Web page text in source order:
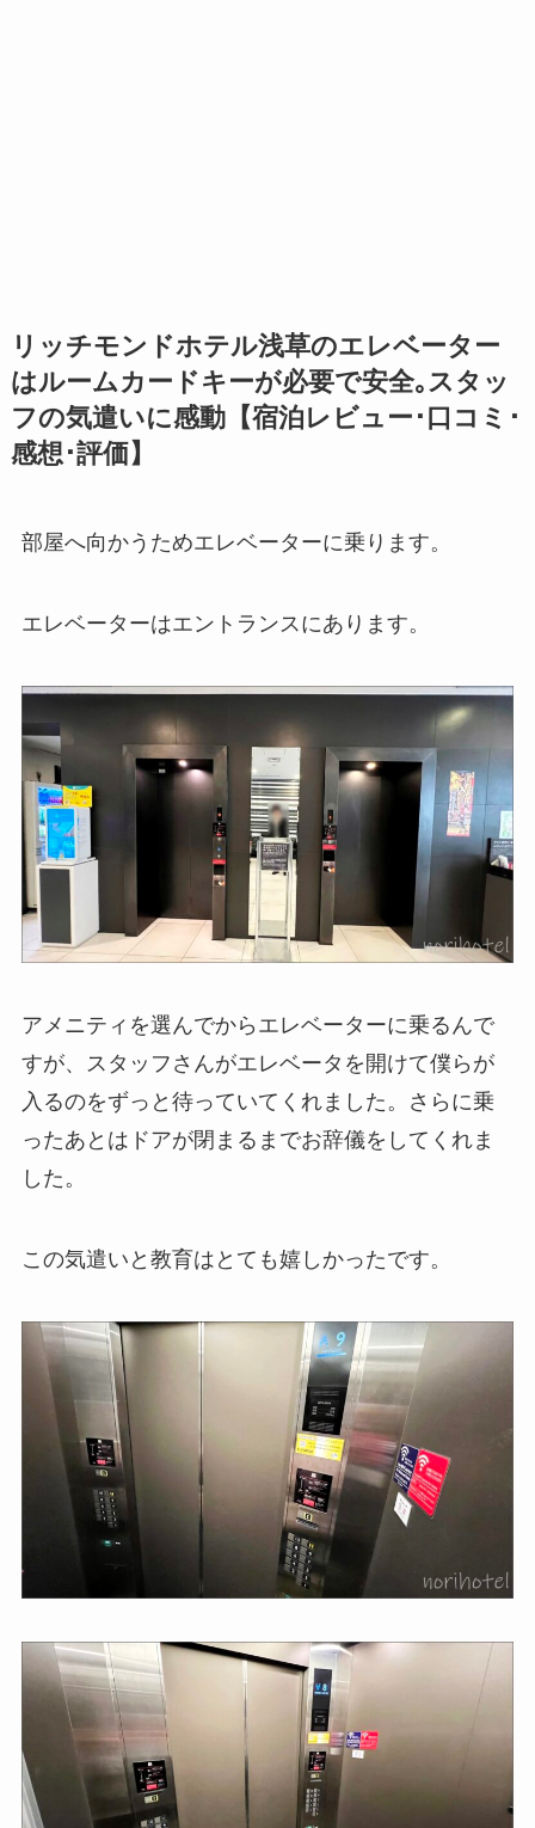
リッチモンドホテル浅草のエレベーター
はルームカードキーが必要で安全｡スタッ
フの気遣いに感動【宿泊レビュー･口コミ･
感想･評価】
部屋へ向かうためエレベーターに乗ります。
エレベーターはエントランスにあります。
アメニティを選んでからエレベーターに乗るんで
すが、スタッフさんがエレベータを開けて僕らが
入るのをずっと待っていてくれました。さらに乗
ったあとはドアが閉まるまでお辞儀をしてくれま
した。
この気遣いと教育はとても嬉しかったです。